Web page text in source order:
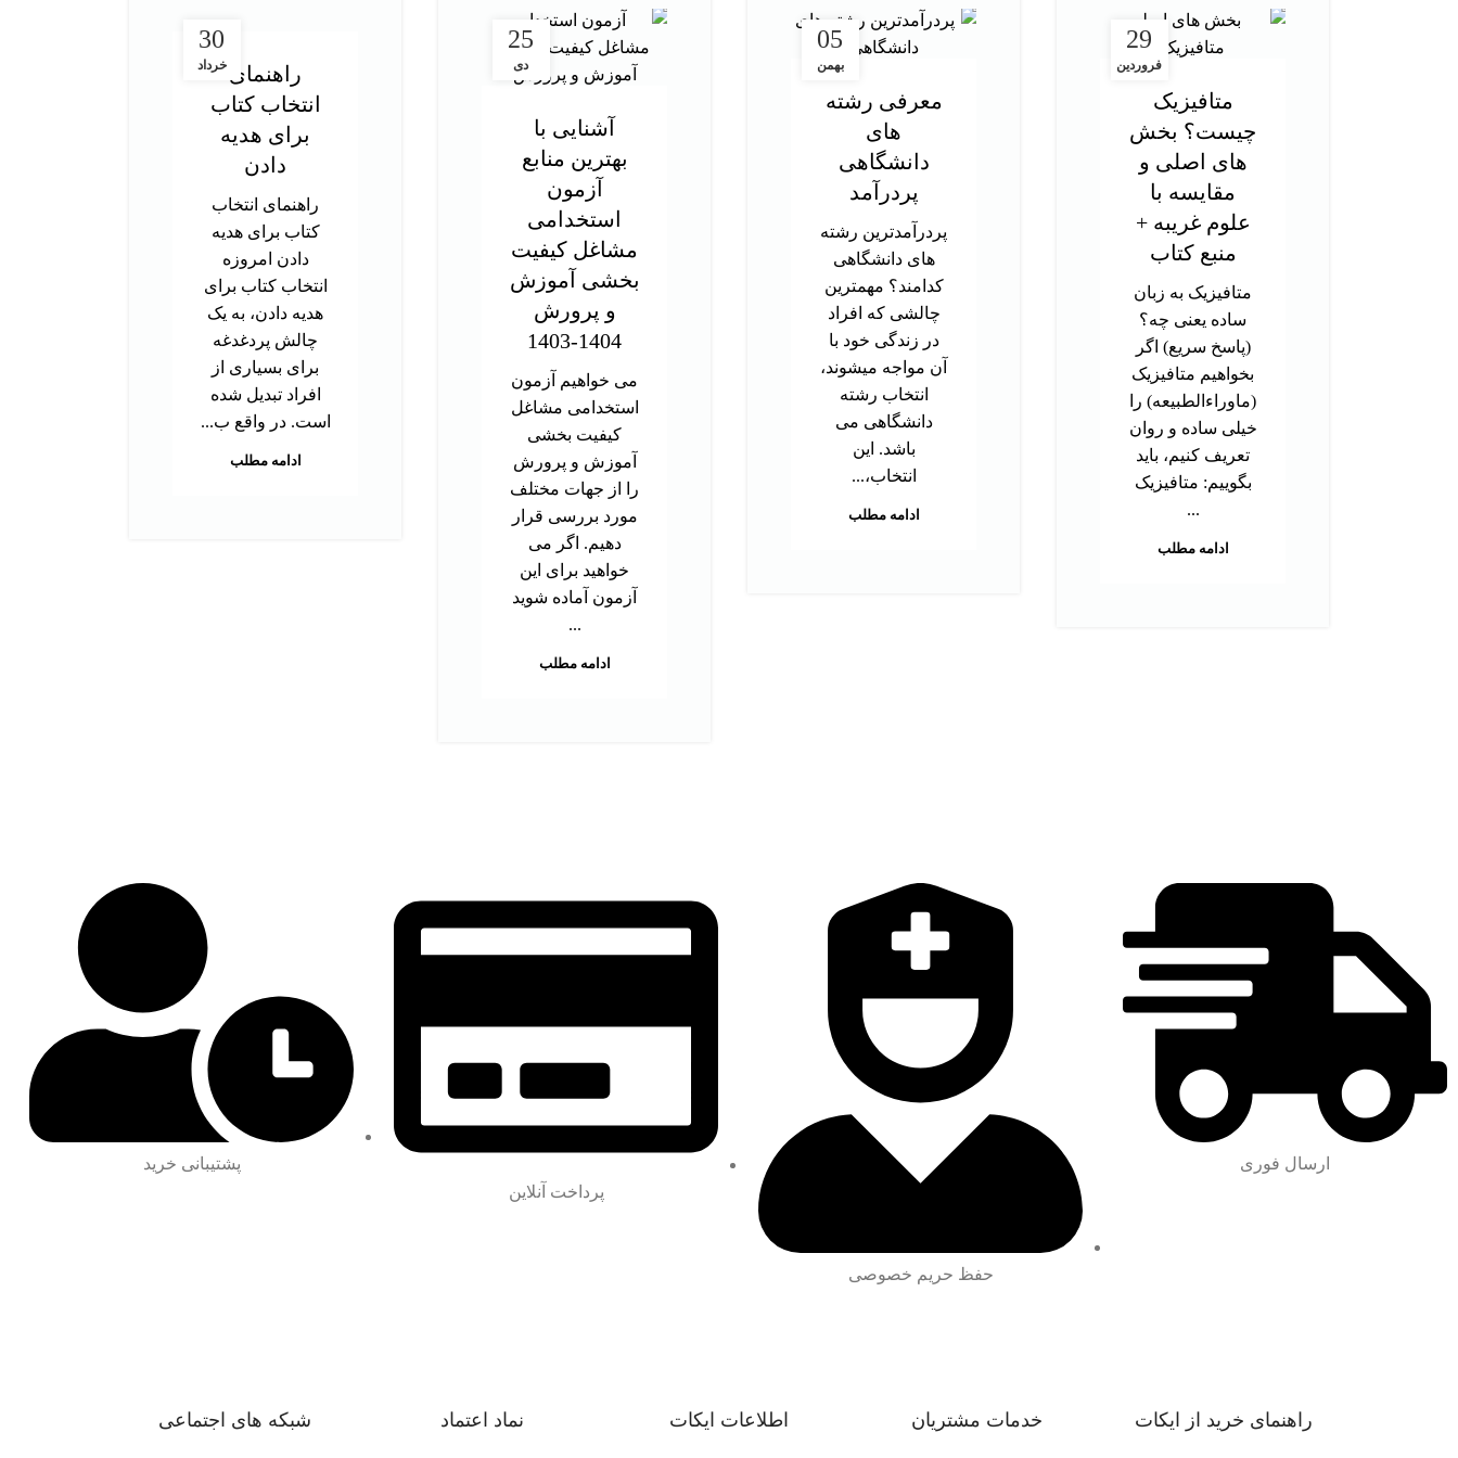
29
فروردین
متافیزیک
چیست؟ بخش
های اصلی و
مقایسه با
علوم غریبه +
منبع کتاب
متافیزیک به زبان
ساده یعنی چه؟
(پاسخ سریع) اگر
بخواهیم متافیزیک
(ماوراءالطبیعه) را
خیلی ساده و روان
تعریف کنیم، باید
بگوییم: متافیزیک
...
ادامه مطلب
05
بهمن
معرفی رشته
های
دانشگاهی
پردرآمد
پردرآمدترین رشته
های دانشگاهی
کدامند؟ مهمترین
چالشی که افراد
در زندگی خود با
آن مواجه میشوند،
انتخاب رشته
دانشگاهی می
باشد. این
انتخاب،...
ادامه مطلب
25
دی
آشنایی با
بهترین منابع
آزمون
استخدامی
مشاغل کیفیت
بخشی آموزش
و پرورش
1404-1403
می خواهیم آزمون
استخدامی مشاغل
کیفیت بخشی
آموزش و پرورش
را از جهات مختلف
مورد بررسی قرار
دهیم. اگر می
خواهید برای این
آزمون آماده شوید
...
ادامه مطلب
30
خرداد
راهنمای
انتخاب کتاب
برای هدیه
دادن
راهنمای انتخاب
کتاب برای هدیه
دادن امروزه
انتخاب کتاب برای
هدیه دادن، به یک
چالش پردغدغه
برای بسیاری از
افراد تبدیل شده
است. در واقع ب...
ادامه مطلب
ارسال فوری
حفظ حریم خصوصی
پرداخت آنلاین
پشتیبانی خرید
راهنمای خرید از ایکات خدمات مشتریان اطلاعات ایکات نماد اعتماد شبکه های اجتماعی